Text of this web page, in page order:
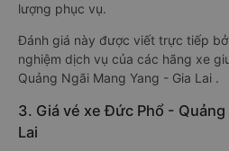
lượng phục vụ.
Đánh giá này được viết trực tiếp
nghiệm dịch vụ của các hãng xe
Quảng Ngãi Mang Yang - Gia Lai .
3. Giá vé xe Đức Phổ -
Lai